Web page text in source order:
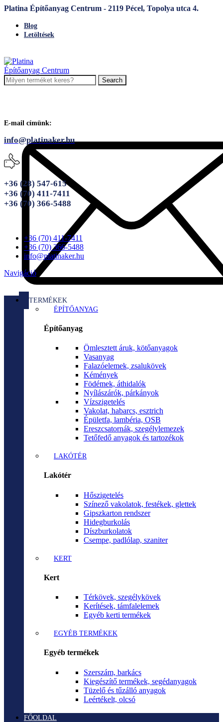
Platina Építőanyag Centrum - 2119 Pécel, Topolya utca 4.
Blog
Letöltések
Search
E-mail címünk:
info@platinaker.hu
+36 (28) 547-615
+36 (70) 411-7411
+36 (70) 366-5488
+36 (70) 411-7411
+36 (70) 366-5488
info@platinaker.hu
Navigáció
TERMÉKEK
ÉPÍTŐANYAG
Építőanyag
Ömlesztett áruk, kötőanyagok
Vasanyag
Falazóelemek, zsalukövek
Kémények
Födémek, áthidalók
Nyílászárók, párkányok
Vízszigetelés
Vakolat, habarcs, esztrich
Épületfa, lambéria, OSB
Ereszcsatornák, szegélylemezek
Tetőfedő anyagok és tartozékok
LAKÓTÉR
Lakótér
Hőszigetelés
Színező vakolatok, festékek, glettek
Gipszkarton rendszer
Hidegburkolás
Díszburkolatok
Csempe, padlólap, szaniter
KERT
Kert
Térkövek, szegélykövek
Kerítések, támfalelemek
Egyéb kerti termékek
EGYÉB TERMÉKEK
Egyéb termékek
Szerszám, barkács
Kiegészítő termékek, segédanyagok
Tüzelő és tűzálló anyagok
Leértékelt, olcsó
FŐOLDAL